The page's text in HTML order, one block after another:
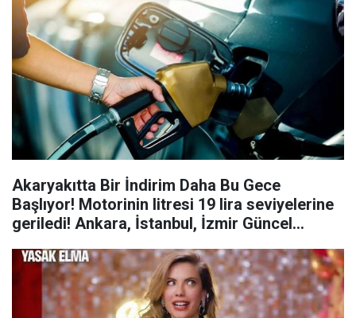
Akaryakıtta Bir İndirim Daha Bu Gece
Başlıyor! Motorinin litresi 19 lira seviyelerine
geriledi! Ankara, İstanbul, İzmir Güncel